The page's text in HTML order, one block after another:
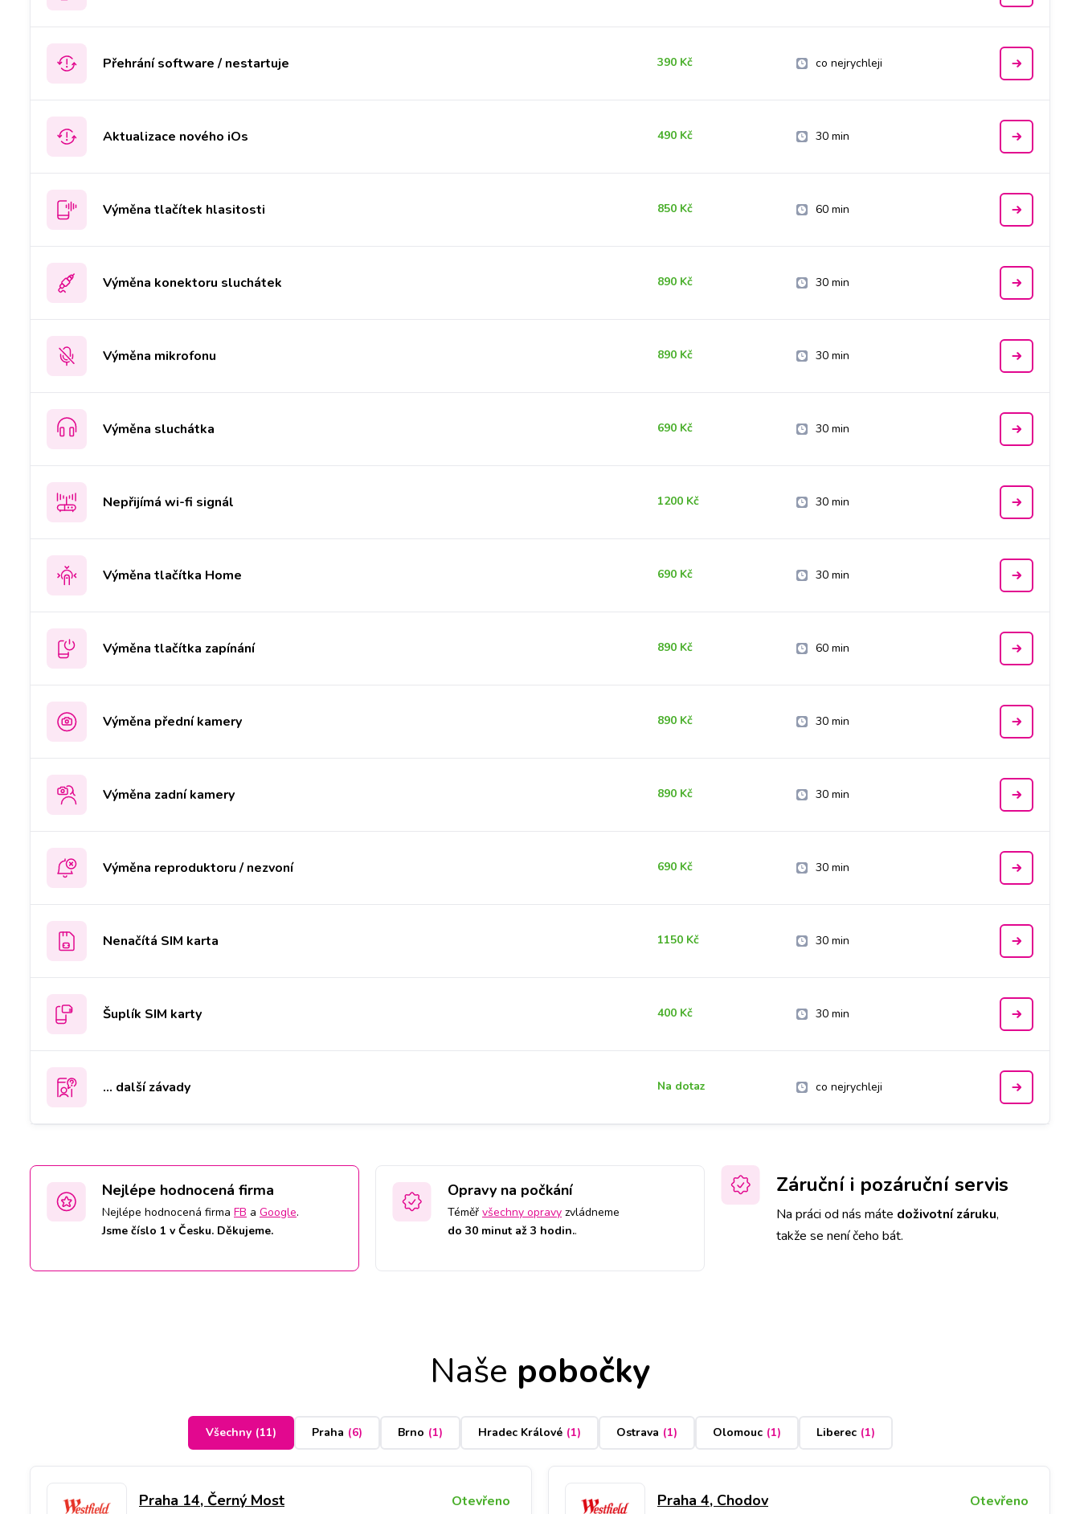
Přehrání software / nestartuje 390 Kč co nejrychleji
Aktualizace nového iOs 490 Kč 30 min
Výměna tlačítek hlasitosti 850 Kč 60 min
Výměna konektoru sluchátek 890 Kč 30 min
Výměna mikrofonu 890 Kč 30 min
Výměna sluchátka 690 Kč 30 min
Nepřijímá wi-fi signál 1200 Kč 30 min
Výměna tlačítka Home 690 Kč 30 min
Výměna tlačítka zapínání 890 Kč 60 min
Výměna přední kamery 890 Kč 30 min
Výměna zadní kamery 890 Kč 30 min
Výměna reproduktoru / nezvoní 690 Kč 30 min
Nenačítá SIM karta 1150 Kč 30 min
Šuplík SIM karty 400 Kč 30 min
... další závady Na dotaz co nejrychleji
Nejlépe hodnocená firma
Nejlépe hodnocená firma FB a Google.
Jsme číslo 1 v Česku. Děkujeme.
Opravy na počkání
Téměř všechny opravy zvládneme
do 30 minut až 3 hodin..
Záruční i pozáruční servis
Na práci od nás máte doživotní záruku,
takže se není čeho bát.
Naše pobočky
Všechny (11) Praha (6) Brno (1) Hradec Králové (1) Ostrava (1) Olomouc (1) Liberec (1)
Praha 14, Černý Most Otevřeno Praha 4, Chodov Otevřeno